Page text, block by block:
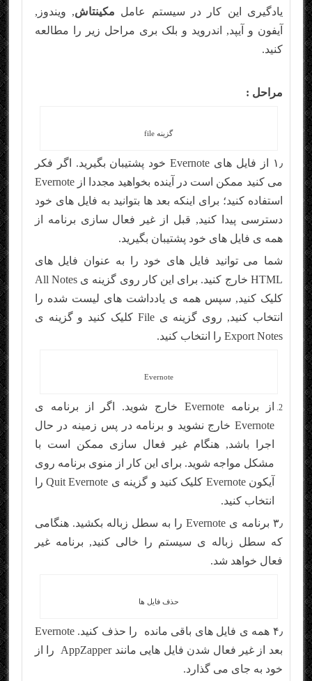
یادگیری این کار در سیستم عامل مکینتاش, ویندوز,
آیفون و آیپد, اندروید و بلک بری مراحل زیر را مطالعه
کنید.
مراحل :
گزینه file
۱٫ از فایل های Evernote خود پشتیبان بگیرید. اگر فکر
می کنید ممکن است در آینده بخواهید مجددا از Evernote
استفاده کنید؛ برای اینکه بعد ها بتوانید به فایل های خود
دسترسی پیدا کنید, قبل از غیر فعال سازی برنامه از
همه ی فایل های خود پشتیبان بگیرید.
شما می توانید فایل های خود را به عنوان فایل های
HTML خارج کنید. برای این کار روی گزینه ی All Notes
کلیک کنید, سپس همه ی یادداشت های لیست شده را
انتخاب کنید, روی گزینه ی File کلیک کنید و گزینه ی
Export Notes را انتخاب کنید.
Evernote
از برنامه Evernote خارج شوید. اگر از برنامه ی
Evernote خارج نشوید و برنامه در پس زمینه در حال
اجرا باشد, هنگام غیر فعال سازی ممکن است با
مشکل مواجه شوید. برای این کار از منوی برنامه روی
آیکون Evernote کلیک کنید و گزینه ی Quit Evernote را
انتخاب کنید.
۳٫ برنامه ی Evernote را به سطل زباله بکشید. هنگامی
که سطل زباله ی سیستم را خالی کنید, برنامه غیر
فعال خواهد شد.
حذف فایل ها
۴٫ همه ی فایل های باقی مانده را حذف کنید. Evernote
بعد از غیر فعال شدن فایل هایی مانند AppZapper را از
خود به جای می گذارد.